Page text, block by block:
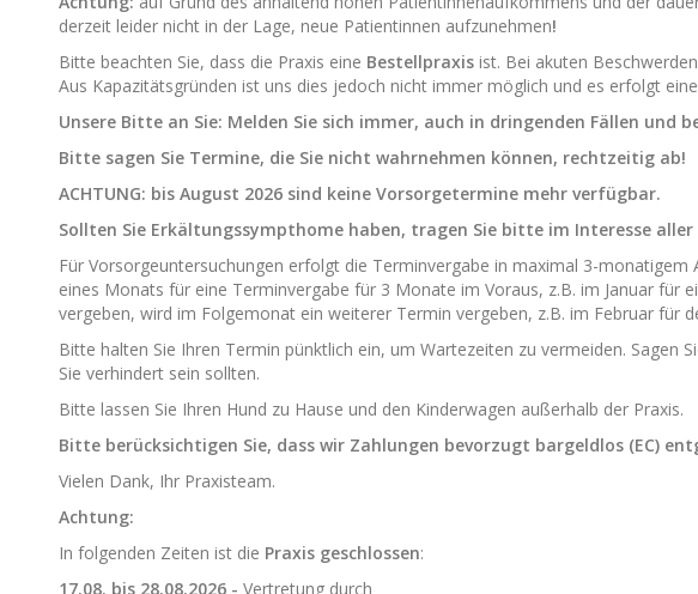
derzeit leider nicht in der Lage, neue Patientinnen aufzunehmen!
Bitte beachten Sie, dass die Praxis eine Bestellpraxisist. Bei akuten
Aus Kapazitätsgründen ist uns dies jedoch nicht immer möglich und es erfolgt
Unsere Bitte an Sie: Melden Sie sich immer, auch in dringenden Fällen und
Bitte sagen Sie Termine, die Sie nicht wahrnehmen können, rechtzeitig ab!
ACHTUNG: bis August 2026 sind keine Vorsorgetermine mehr verfügbar.
Sollten Sie Erkältungssympthome haben, tragen Sie bitte im Interesse aller
Für Vorsorgeuntersuchungen erfolgt die Terminvergabe in maximal 3-monatigem
eines Monats für eine Terminvergabe für 3 Monate im Voraus, z.B. im Januar für
vergeben, wird im Folgemonat ein weiterer Termin vergeben, z.B. im Februar für
Bitte halten Sie Ihren Termin pünktlich ein, um Wartezeiten zu vermeiden. Sagen
Sie verhindert sein sollten.
Bitte lassen Sie Ihren Hund zu Hause und den Kinderwagen außerhalb der Praxis.
Bitte berücksichtigen Sie, dass wir Zahlungen bevorzugt bargeldlos (EC)
Vielen Dank, Ihr Praxisteam.
Achtung:
In folgenden Zeiten ist die Praxis geschlossen:
17.08. bis 28.08.2026 -Vertretung durch